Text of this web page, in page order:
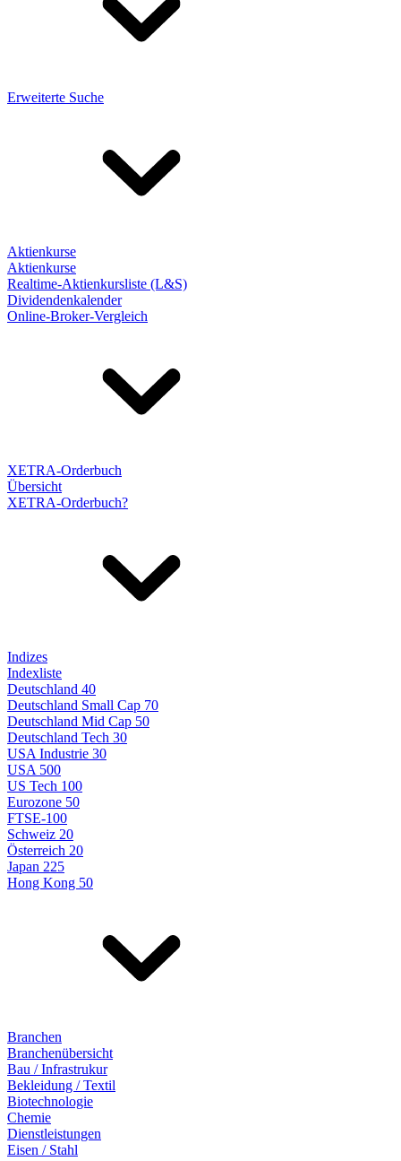
Erweiterte Suche
Aktienkurse
Aktienkurse
Realtime-Aktienkursliste (L&S)
Dividendenkalender
Online-Broker-Vergleich
XETRA-Orderbuch
Übersicht
XETRA-Orderbuch?
Indizes
Indexliste
Deutschland 40
Deutschland Small Cap 70
Deutschland Mid Cap 50
Deutschland Tech 30
USA Industrie 30
USA 500
US Tech 100
Eurozone 50
FTSE-100
Schweiz 20
Österreich 20
Japan 225
Hong Kong 50
Branchen
Branchenübersicht
Bau / Infrastrukur
Bekleidung / Textil
Biotechnologie
Chemie
Dienstleistungen
Eisen / Stahl